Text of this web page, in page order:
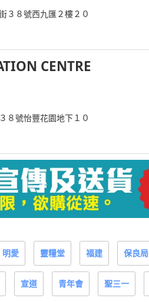
３８號西九匯２樓２０
CENTRE
８號怡豐花園地下１０
明愛 靈糧堂 福建 保良局
宣道 青年會 聖三一